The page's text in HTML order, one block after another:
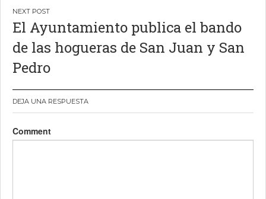
El Ayuntamiento publica el bando
de las hogueras de San Juan y San
Pedro
DEJA UNA RESPUESTA
Comment